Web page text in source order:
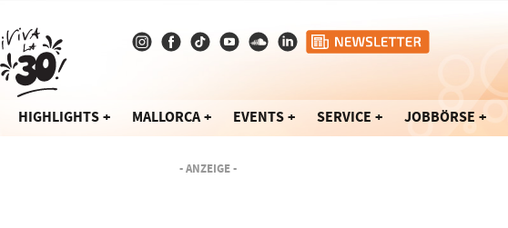
HIGHLIGHTS MALLORCA EVENTS SERVICE JOBBÖRSE
- ANZEIGE -